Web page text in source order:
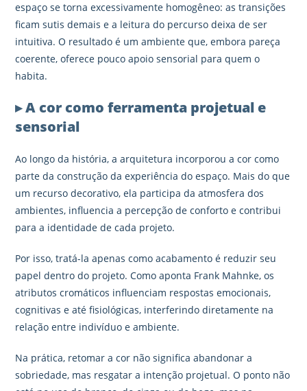
espaço se torna excessivamente homogêneo: as transições
ficam sutis demais e a leitura do percurso deixa de ser
intuitiva. O resultado é um ambiente que, embora pareça
coerente, oferece pouco apoio sensorial para quem o
habita.
▸ A cor como ferramenta projetual e
sensorial
Ao longo da história, a arquitetura incorporou a cor como
parte da construção da experiência do espaço. Mais do que
um recurso decorativo, ela participa da atmosfera dos
ambientes, influencia a percepção de conforto e contribui
para a identidade de cada projeto.
Por isso, tratá-la apenas como acabamento é reduzir seu
papel dentro do projeto. Como aponta Frank Mahnke, os
atributos cromáticos influenciam respostas emocionais,
cognitivas e até fisiológicas, interferindo diretamente na
relação entre indivíduo e ambiente.
Na prática, retomar a cor não significa abandonar a
sobriedade, mas resgatar a intenção projetual. O ponto não